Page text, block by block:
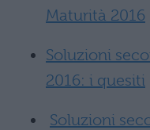
Maturità 2016
Soluzioni
2016: i quesiti
Soluzioni